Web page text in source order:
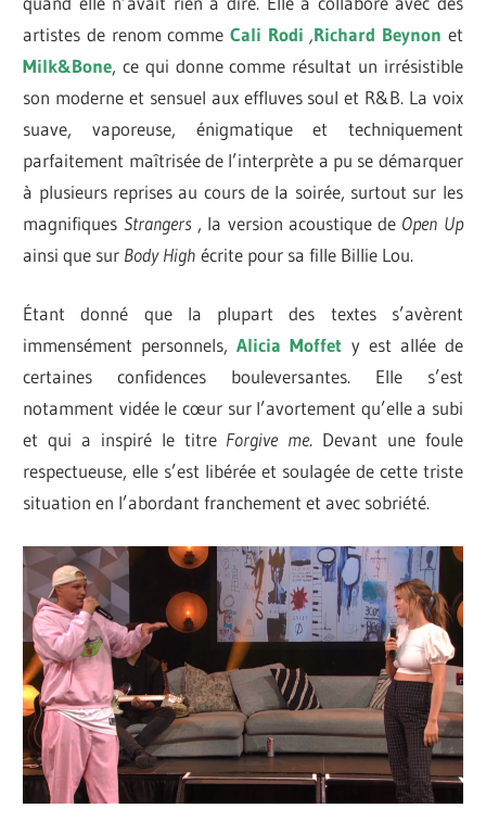
artistes de renom comme Cali Rodi ,Richard Beynon et
Milk&Bone, ce qui donne comme résultat un irrésistible
son moderne et sensuel aux effluves soul et R&B. La voix
suave, vaporeuse, énigmatique et techniquement
parfaitement maîtrisée de l’interprète a pu se démarquer
à plusieurs reprises au cours de la soirée, surtout sur les
magnifiques Strangers , la version acoustique de Open Up
ainsi que sur Body High écrite pour sa fille Billie Lou.
Étant donné que la plupart des textes s’avèrent
immensément personnels,Alicia Moffet y est allée de
certaines confidences bouleversantes. Elle s’est
notamment vidée le cœur sur l’avortement qu’elle a subi
et qui a inspiré le titreForgive me. Devant une foule
respectueuse, elle s’est libérée et soulagée de cette triste
situation en l’abordant franchement et avec sobriété.